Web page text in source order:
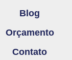
Blog
Orçamento
Contato